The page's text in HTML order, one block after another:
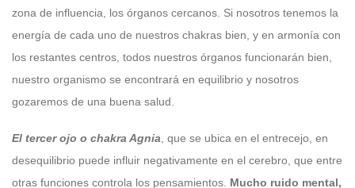
zona de influencia, los órganos cercanos. Si nosotros tenemos la
energía de cada uno de nuestros chakras bien, y en armonía con
los restantes centros, todos nuestros órganos funcionarán bien,
nuestro organismo se encontrará en equilibrio y nosotros
gozaremos de una buena salud.
El tercer ojo o chakra Agnia , que se ubica en el entrecejo, en
desequilibrio puede influir negativamente en el cerebro, que entre
otras funciones controla los pensamientos. Mucho ruido mental,